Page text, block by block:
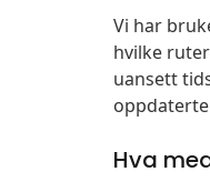
Vi har
hvilke
uansett
Hva